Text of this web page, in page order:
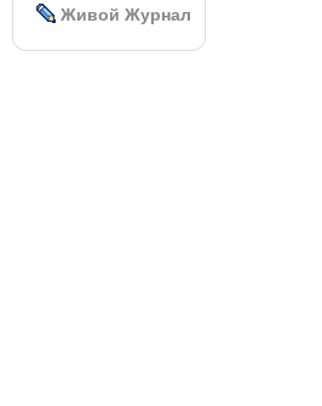
Живой Журнал